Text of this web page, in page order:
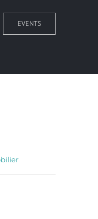
EVENTS